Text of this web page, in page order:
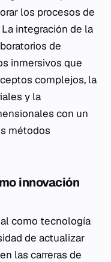
los procesos de
integración de la
de
inmersivos que
complejos, la
y la
con un
métodos
innovación
como tecnología
de actualizar
las carreras de